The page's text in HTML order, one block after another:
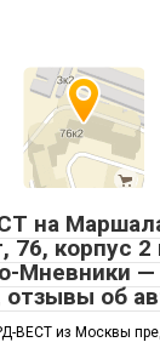
на
76, корпус 2
Мневники
отзывы об
ВЕСТ из Москвы